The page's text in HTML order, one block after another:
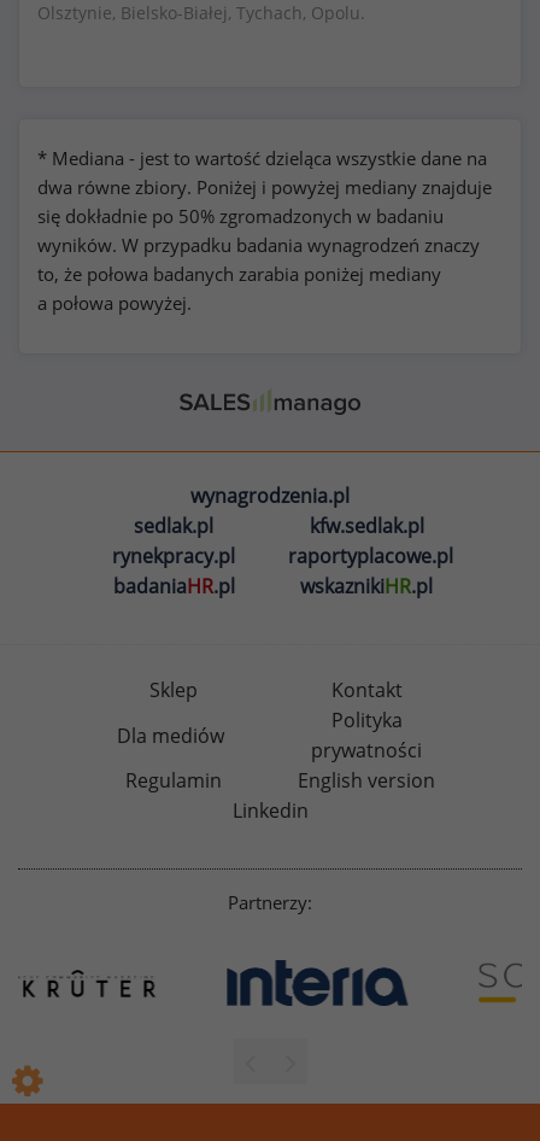
Olsztynie, Bielsko-Białej, Tychach, Opolu.
* Mediana - jest to wartość dzieląca wszystkie dane na
dwa równe zbiory. Poniżej i powyżej mediany znajduje
się dokładnie po 50% zgromadzonych w badaniu
wyników. W przypadku badania wynagrodzeń znaczy
to, że połowa badanych zarabia poniżej mediany
a połowa powyżej.
wynagrodzenia.pl
sedlak.pl
kfw.sedlak.pl
rynekpracy.pl
raportyplacowe.pl
badaniaHR.pl wskaznikiHR.pl
Sklep
Kontakt
Dla mediów
Polityka
prywatności
Regulamin
English version
Linkedin
Partnerzy: